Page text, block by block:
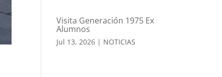
Visita Generación 1975 Ex
Alumnos
Jul 13, 2026 | NOTICIAS